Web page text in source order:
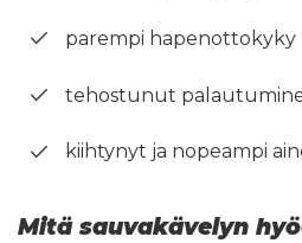
parempi hapenottokyky
tehostunut
kiihtynyt ja nopeampi
Mitä sauvakävelyn